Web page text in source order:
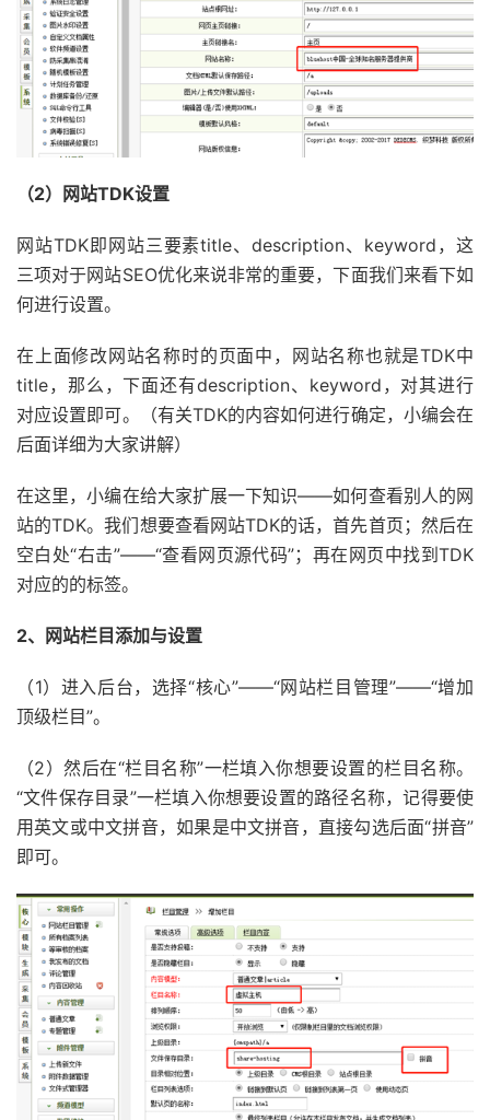
（2）网站TDK设置
网站TDK即网站三要素title、description、keyword，这
三项对于网站SEO优化来说非常的重要，下面我们来看下如
何进行设置。
在上面修改网站名称时的页面中，网站名称也就是TDK中
title，那么，下面还有description、keyword，对其进行
对应设置即可。（有关TDK的内容如何进行确定，小编会在
后面详细为大家讲解）
在这里，小编在给大家扩展一下知识——如何查看别人的网
站的TDK。我们想要查看网站TDK的话，首先首页；然后在
空白处“右击”——“查看网页源代码”；再在网页中找到TDK
对应的的标签。
2、网站栏目添加与设置
（1）进入后台，选择“核心”——“网站栏目管理”——“增加
顶级栏目”。
（2）然后在“栏目名称”一栏填入你想要设置的栏目名称。
“文件保存目录”一栏填入你想要设置的路径名称，记得要使
用英文或中文拼音，如果是中文拼音，直接勾选后面“拼音”
即可。